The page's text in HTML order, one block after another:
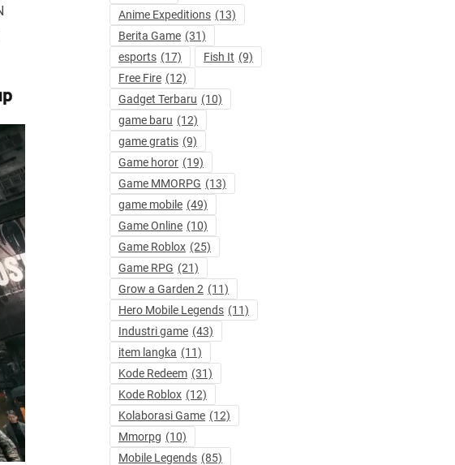
Anime Expeditions (13)
Berita Game (31)
esports (17) Fish It (9)
Free Fire (12)
Gadget Terbaru (10)
game baru (12)
game gratis (9)
Game horor (19)
Game MMORPG (13)
game mobile (49)
Game Online (10)
Game Roblox (25)
Game RPG (21)
Grow a Garden 2 (11)
Hero Mobile Legends (11)
Industri game (43)
item langka (11)
Kode Redeem (31)
Kode Roblox (12)
Kolaborasi Game (12)
Mmorpg (10)
Mobile Legends (85)